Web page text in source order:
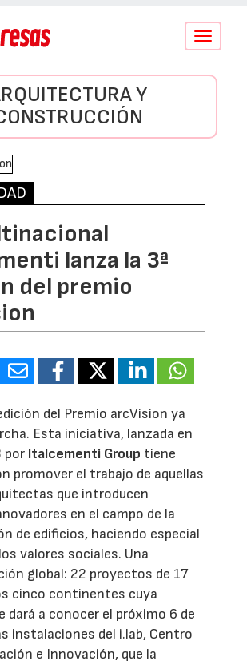
Conmutar
Y
lanza la 3ª
del premio
del Premio arcVision ya
Esta iniciativa, lanzada en
por Italcementi Group tiene
promover el trabajo de aquellas
que introducen
en el campo de la
de edificios, haciendo especial
valores sociales. Una
global: 22 proyectos de 17
cinco continentes cuya
dará a conocer el próximo 6 de
instalaciones del i.lab, Centro
e Innovación, que la